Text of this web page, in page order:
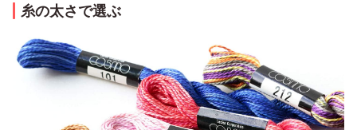
糸の太さで選ぶ